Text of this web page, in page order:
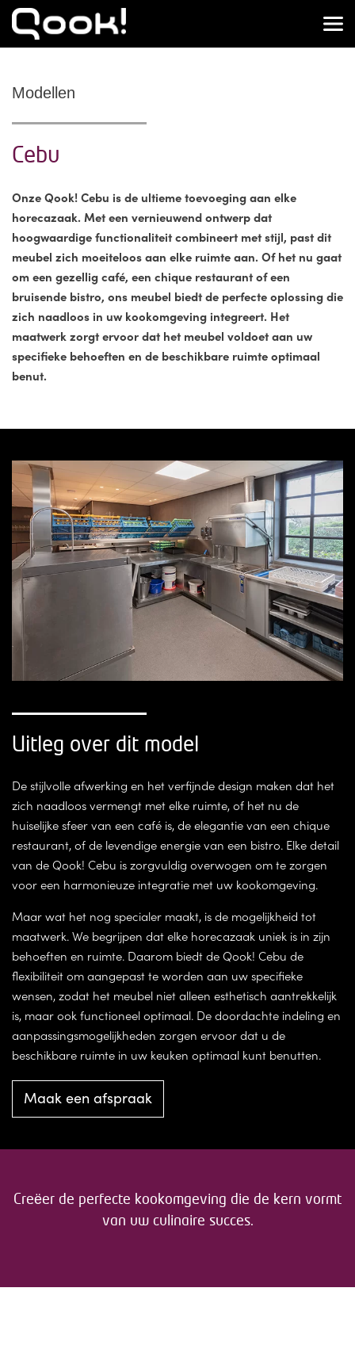
Modellen
Cebu
Onze Qook! Cebu is de ultieme toevoeging aan elke
horecazaak. Met een vernieuwend ontwerp dat
hoogwaardige functionaliteit combineert met stijl, past dit
meubel zich moeiteloos aan elke ruimte aan. Of het nu gaat
om een gezellig café, een chique restaurant of een
bruisende bistro, ons meubel biedt de perfecte oplossing die
zich naadloos in uw kookomgeving integreert. Het
maatwerk zorgt ervoor dat het meubel voldoet aan uw
specifieke behoeften en de beschikbare ruimte optimaal
benut.
Uitleg over dit model
De stijlvolle afwerking en het verfijnde design maken dat het
zich naadloos vermengt met elke ruimte, of het nu de
huiselijke sfeer van een café is, de elegantie van een chique
restaurant, of de levendige energie van een bistro. Elke detail
van de Qook! Cebu is zorgvuldig overwogen om te zorgen
voor een harmonieuze integratie met uw kookomgeving.
Maar wat het nog specialer maakt, is de mogelijkheid tot
maatwerk. We begrijpen dat elke horecazaak uniek is in zijn
behoeften en ruimte. Daarom biedt de Qook! Cebu de
flexibiliteit om aangepast te worden aan uw specifieke
wensen, zodat het meubel niet alleen esthetisch aantrekkelijk
is, maar ook functioneel optimaal. De doordachte indeling en
aanpassingsmogelijkheden zorgen ervoor dat u de
beschikbare ruimte in uw keuken optimaal kunt benutten.
Maak een afspraak
Creëer de perfecte kookomgeving die de kern vormt
van uw culinaire succes.